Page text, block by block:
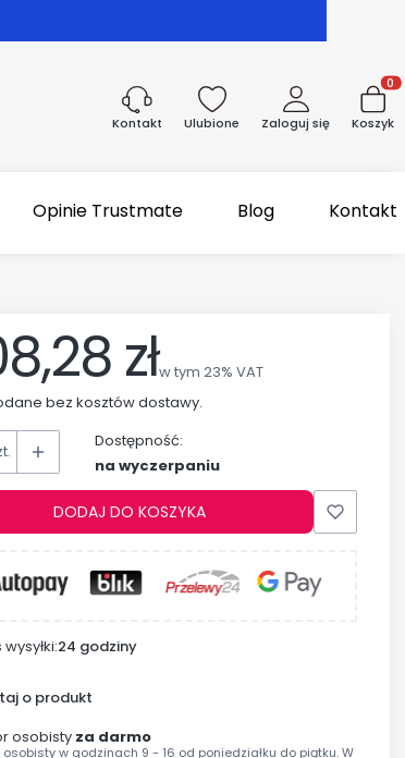
Kontakt Ulubione Zaloguj się Koszyk
Opinie Trustmate Blog Kontakt
złw tym 23% VAT
w tym 23% VAT
bez kosztów dostawy.
Dostępność:
na wyczerpaniu
DODAJ DO KOSZYKA
24 godziny
o produkt
osobisty za darmo
osobisty w godzinach 9 - 16 od poniedziałku do piątku. W